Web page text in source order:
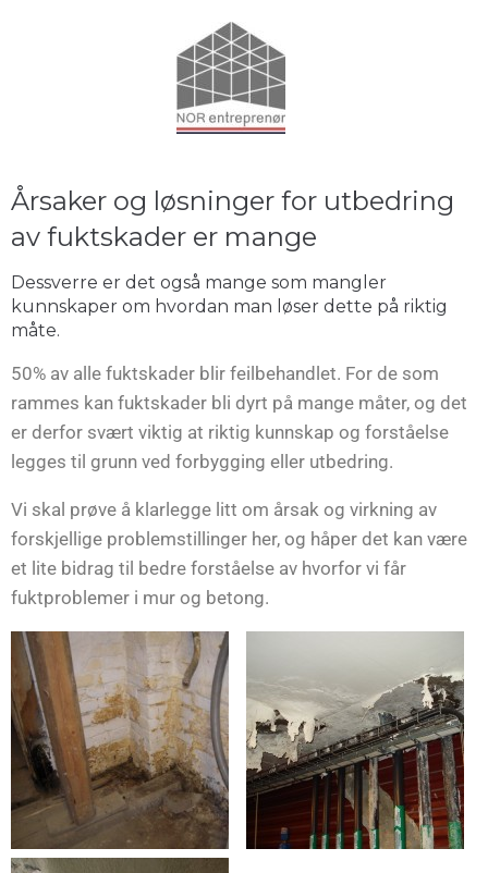
Årsaker og løsninger for utbedring
av fuktskader er mange
Dessverre er det også mange som mangler
kunnskaper om hvordan man løser dette på riktig
måte.
50% av alle fuktskader blir feilbehandlet. For de som
rammes kan fuktskader bli dyrt på mange måter, og det
er derfor svært viktig at riktig kunnskap og forståelse
legges til grunn ved forbygging eller utbedring.
Vi skal prøve å klarlegge litt om årsak og virkning av
forskjellige problemstillinger her, og håper det kan være
et lite bidrag til bedre forståelse av hvorfor vi får
fuktproblemer i mur og betong.